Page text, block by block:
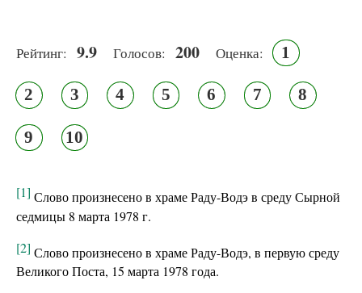
Рейтинг: 9.9 Голосов: 200 Оценка: 1
2 3 4 5 6 7 8
9 10
[1] Слово произнесено в храме Раду-Водэ в среду Сырной
седмицы 8 марта 1978 г.
[2] Слово произнесено в храме Раду-Водэ, в первую среду
Великого Поста, 15 марта 1978 года.